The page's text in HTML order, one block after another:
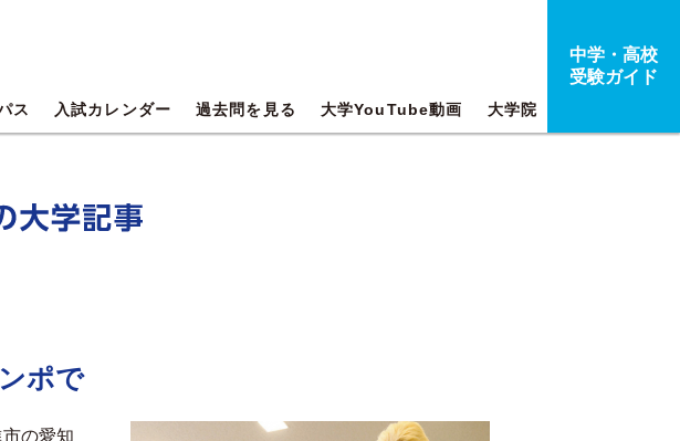
ス 入試カレンダー 過去問を見る 大学YouTube動画 大学院
中学・高校
受験ガイド
ポで
の愛知